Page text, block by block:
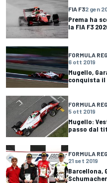
FIA F32 gen
Prema ha
la FIA F3
FORMULA
6 ott 2019
Mugello,
conquista
FORMULA
5 ott 2019
Mugello:
passo dal
FORMULA
21 set 2019
Barcellona,
Schumacher